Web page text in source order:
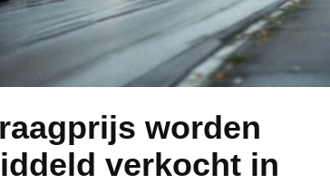
worden
verkocht in